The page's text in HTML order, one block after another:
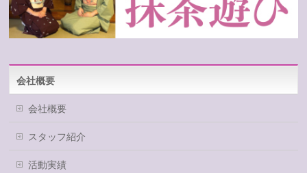
会社概要
会社概要
スタッフ紹介
活動実績